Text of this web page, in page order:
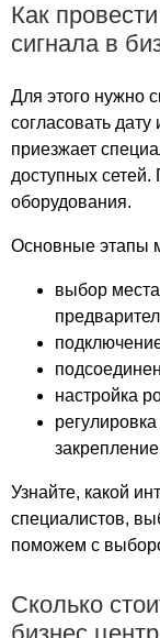
Зеленый
Зелёный
Зимняя
Золотой вавилон
Империя
Интеграл
Интернет для
Иридиум
Иткол
Июнь
Как
сигнала в
Для этого нужно
согласовать
приезжает
доступных сетей.
оборудования.
Основные этапы
выбор
настройка
Узнайте, какой
специалистов,
поможем с
Сколько